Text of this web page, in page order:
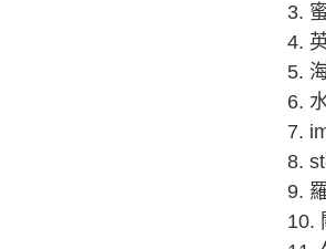
3.
4.
5.
6.
7.
8.
9.
10.